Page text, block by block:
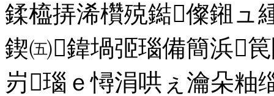
鍒橀挵浠欑殑鐑儏鎺
鍥㈤鍏堝弬瑙備簡浜
岃瑙ｅ憳涓哄ぇ瀹朵